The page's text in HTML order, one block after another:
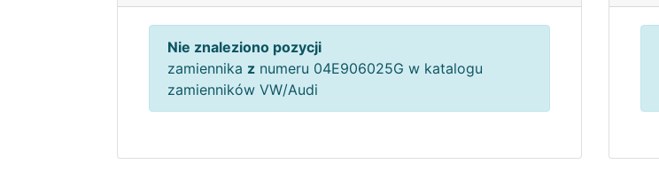
Nie znaleziono pozycji
zamiennika z numeru 04E906025G w katalogu
zamienników VW/Audi